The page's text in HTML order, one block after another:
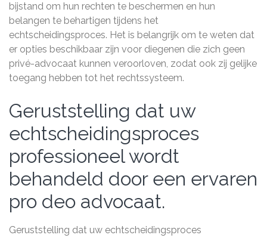
bijstand om hun rechten te beschermen en hun
belangen te behartigen tijdens het
echtscheidingsproces. Het is belangrijk om te weten dat
er opties beschikbaar zijn voor diegenen die zich geen
privé-advocaat kunnen veroorloven, zodat ook zij gelijke
toegang hebben tot het rechtssysteem.
Geruststelling dat uw
echtscheidingsproces
professioneel wordt
behandeld door een ervaren
pro deo advocaat.
Geruststelling dat uw echtscheidingsproces